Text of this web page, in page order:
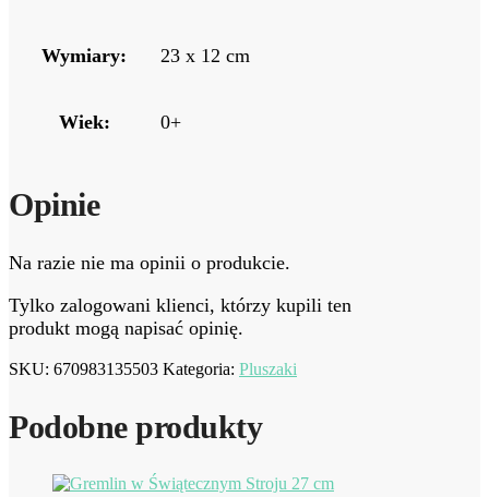
Wymiary: 23 x 12 cm
Wiek: 0+
Opinie
Na razie nie ma opinii o produkcie.
Tylko zalogowani klienci, którzy kupili ten
produkt mogą napisać opinię.
SKU: 670983135503 Kategoria: Pluszaki
Podobne produkty